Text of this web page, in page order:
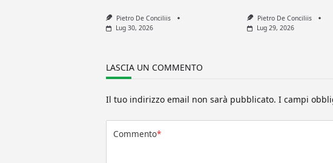
Pietro De Conciliis
Lug 30, 2026
Pietro De Conciliis
Lug 29, 2026
LASCIA UN COMMENTO
Il tuo indirizzo email non sarà pubblicato. I campi
Commento*